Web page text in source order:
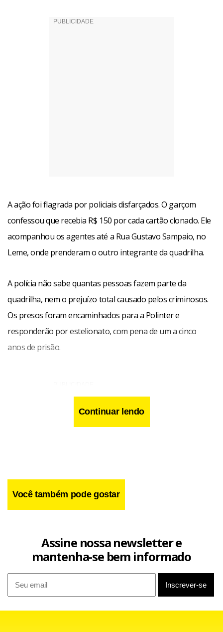
A ação foi flagrada por policiais disfarçados. O garçom
confessou que recebia R$ 150 por cada cartão clonado. Ele
acompanhou os agentes até a Rua Gustavo Sampaio, no
Leme, onde prenderam o outro integrante da quadrilha.
A polícia não sabe quantas pessoas fazem parte da
quadrilha, nem o prejuízo total causado pelos criminosos.
Os presos foram encaminhados para a Polinter e
responderão por estelionato, com pena de um a cinco
anos de prisão.
O acordo será assinado com a FIT Residencial,help
Continuar lendo
Você também pode gostar
Assine nossa newsletter e
mantenha-se bem informado